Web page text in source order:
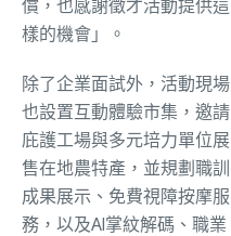
償，也感謝徵才活動提供這
樣的機會」。
除了企業面試外，活動現場
也設置互動體驗市集，邀請
庇護工場與多元培力單位展
售在地農特產，並規劃職訓
成果展示、免費視障按摩服
務，以及AI掌紋解碼、職業